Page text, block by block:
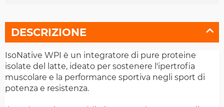
DESCRIZIONE
IsoNative WPI è un integratore di pure proteine
isolate del latte, ideato per sostenere l'ipertrofia
muscolare e la performance sportiva negli sport di
potenza e resistenza.